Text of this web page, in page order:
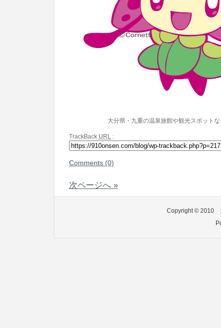
大分県・九重の温泉旅館や観光スポット
TrackBack URL :
Comments (0)
次ページへ »
Copyright © 2010